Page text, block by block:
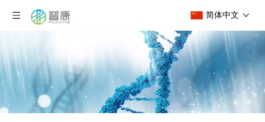
简体中文